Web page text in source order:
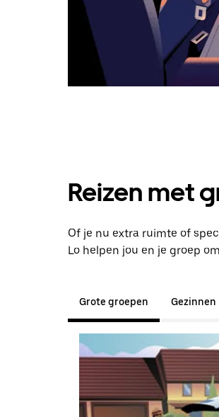
Reizen met
Of je nu extra ruimte of
Lo helpen jou en je groep
Grote groepen Gezinnen